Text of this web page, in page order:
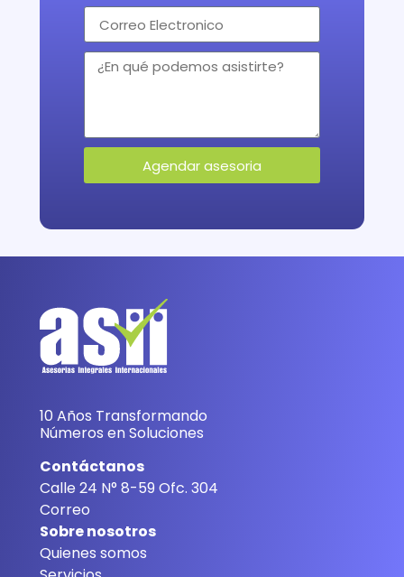
Agendar asesoria
10 Años Transformando
Números en Soluciones
Contáctanos
Calle 24 N° 8-59 Ofc. 304
Correo
Sobre nosotros
Quienes somos